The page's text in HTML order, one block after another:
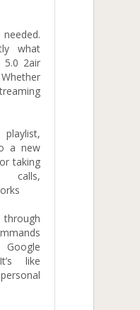
what
5.0 2air
a new
taking
calls,
like